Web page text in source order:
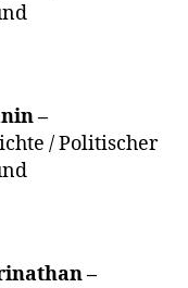
–
/ Politischer
–